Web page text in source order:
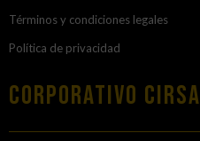
Términos y condiciones legales
Política de privacidad
Corporativo Cirsa